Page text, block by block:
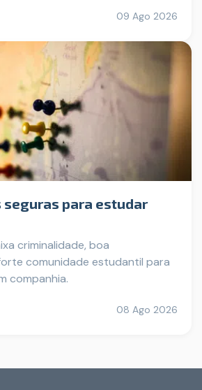
09 Ago 2026
seguras para estudar
criminalidade, boa
comunidade estudantil para
companhia.
08 Ago 2026